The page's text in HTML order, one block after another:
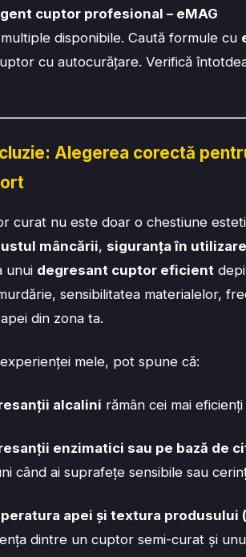
cuptor profesional – eMAG
disponibile. Caută formule cu
cu autocurățare. Verifică
Alegerea corectă
curat nu este doar o chestiune
mâncării, siguranța în utilizare
unui degresant cuptor eficient
sensibilitatea materialelor,
din zona ta.
mele, pot spune că:
alcalini rămân cei mai
enzimatici sau pe bază de
când ai suprafețe sensibile sau
apei și textura produsului
dintre un cuptor semi-curat și